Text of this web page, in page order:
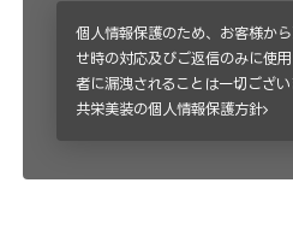
個人情報保護のため、お客様か
せ時の対応及びご返信のみに使
者に漏洩されることは一切ござい
共栄美装の個人情報保護方針